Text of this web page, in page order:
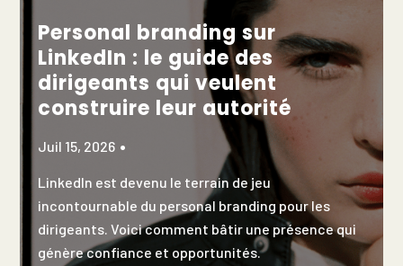
Personal branding sur
LinkedIn : le guide des
dirigeants qui veulent
construire leur autorité
Juil 15, 2026
LinkedIn est devenu le terrain de jeu
incontournable du personal branding pour les
dirigeants. Voici comment bâtir une présence qui
génère confiance et opportunités.